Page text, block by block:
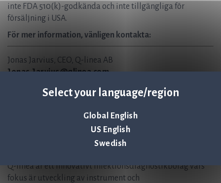
Select your language/region
Global English
US English
Swedish
inte FDA 510(k)-godkända och inte tillgängliga för
försäljning i USA.
För mer information, vänligen kontakta:
Jonas Jarvius, CEO, Q-linea AB
Jonas.Jarvius@qlinea.com
Anders Lundin, CFO, Q-linea AB
Anders.Lundin@qlinea.com
Q-linea är ett innovativt infektionsdiagnostikbolag vars
fokus är utveckling av instrument och